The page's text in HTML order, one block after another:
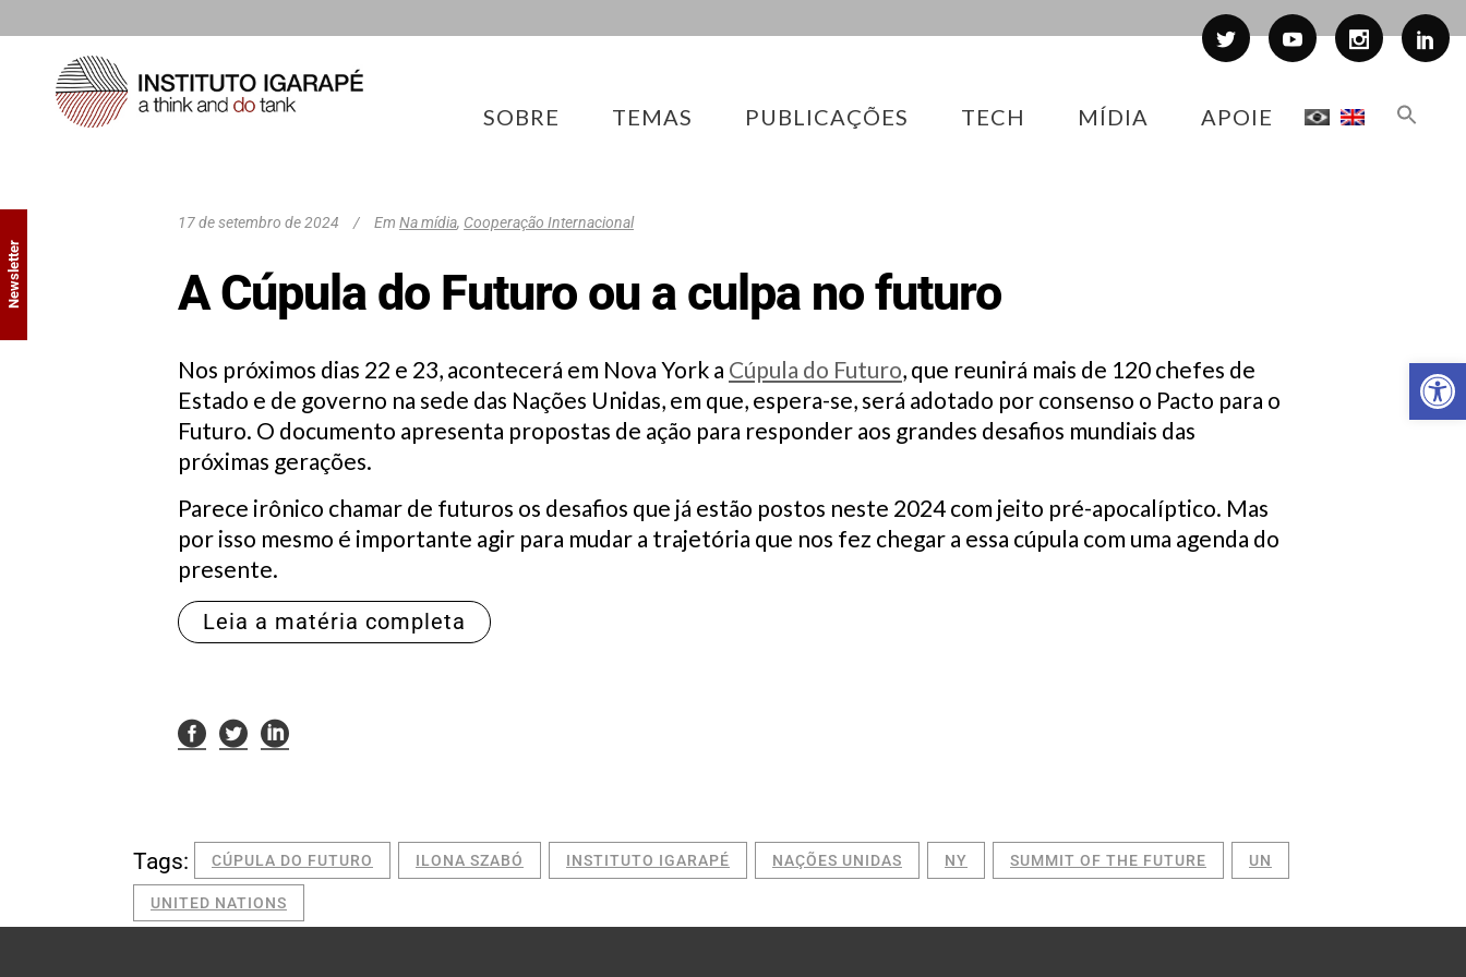
SOBRE TEMAS PUBLICAÇÕES TECH MÍDIA APOIE
17 de setembro de 2024 Em Na mídia, Cooperação Internacional
A Cúpula do Futuro ou a culpa no futuro
Nos próximos dias 22 e 23, acontecerá em Nova York a Cúpula do Futuro, que reunirá mais de 120 chefes de
Estado e de governo na sede das Nações Unidas, em que, espera-se, será adotado por consenso o Pacto para o
Futuro. O documento apresenta propostas de ação para responder aos grandes desafios mundiais das
próximas gerações.
Parece irônico chamar de futuros os desafios que já estão postos neste 2024 com jeito pré-apocalíptico. Mas
por isso mesmo é importante agir para mudar a trajetória que nos fez chegar a essa cúpula com uma agenda do
presente.
Leia a matéria completa
Tags: CÚPULA DO FUTURO ILONA SZABÓ INSTITUTO IGARAPÉ NAÇÕES UNIDAS NY SUMMIT OF THE FUTURE UN
UNITED NATIONS
Newsletter